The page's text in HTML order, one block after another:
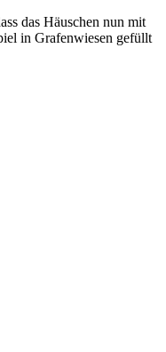
das Häuschen nun mit
in Grafenwiesen gefüllt